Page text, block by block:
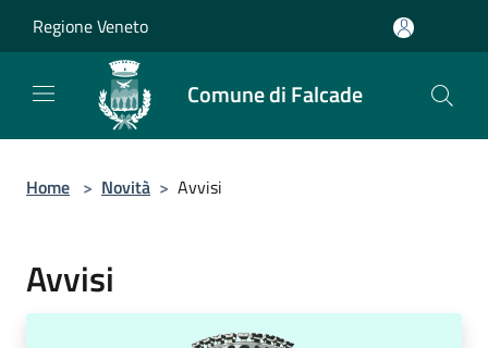
Regione Veneto
Comune di Falcade
Home > Novità > Avvisi
Avvisi